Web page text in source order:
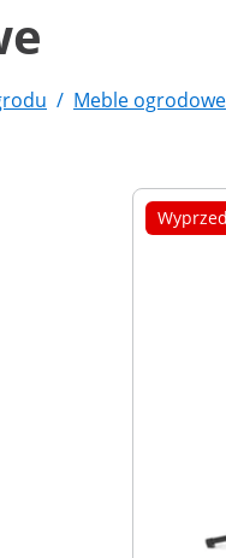
/ Meble ogrodowe